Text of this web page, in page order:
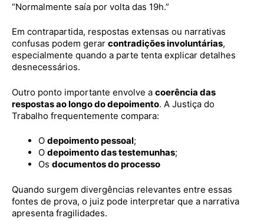
“Normalmente saía por volta das 19h.”
Em contrapartida, respostas extensas ou narrativas
confusas podem gerar contradições involuntárias,
especialmente quando a parte tenta explicar detalhes
desnecessários.
Outro ponto importante envolve a coerência das
respostas ao longo do depoimento. A Justiça do
Trabalho frequentemente compara:
O depoimento pessoal;
O depoimento das testemunhas;
Os documentos do processo
Quando surgem divergências relevantes entre essas
fontes de prova, o juiz pode interpretar que a narrativa
apresenta fragilidades.